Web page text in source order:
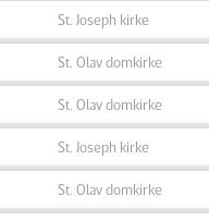
St. Joseph kirke
St. Olav domkirke
St. Olav domkirke
St. Joseph kirke
St. Olav domkirke